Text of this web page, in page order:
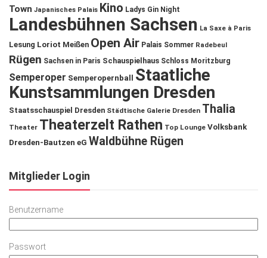
Town Japanisches Palais Kino Ladys Gin Night
Landesbühnen Sachsen La Saxe à Paris
Lesung Loriot Meißen Open Air Palais Sommer Radebeul
Rügen Sachsen in Paris Schauspielhaus Schloss Moritzburg
Semperoper Semperopernball
Staatliche
Kunstsammlungen Dresden
Staatsschauspiel Dresden Städtische Galerie Dresden Thalia
Theater Theaterzelt Rathen Top Lounge Volksbank
Dresden-Bautzen eG Waldbühne Rügen
Mitglieder Login
Benutzername
Passwort